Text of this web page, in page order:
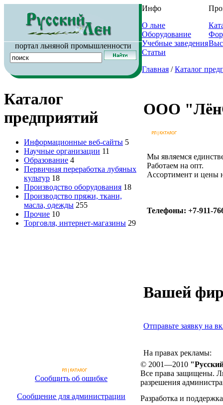
портал льняной промышленности
Инфо
О льне
Оборудование
Учебные заведения
Статьи
Главная /Каталог
Каталог
предприятий
Информационные веб-сайты 5
Научные организации 11
Образование 4
Первичная переработка лубяных
культур 18
Производство оборудования 18
Производство пряжи, ткани,
масла, одежды 255
Прочие 10
Торговля, интернет-магазины 29
ООО
Мы являемся
Работаем на опт.
Ассортимент и цены
Телефоны: +7-911-
Вашей
Отправьте заявку на
На правах рекламы:
Сообщить об ошибке
Сообщение для администрации
© 2001—2010
Все права защищены.
разрешения
Разработка и